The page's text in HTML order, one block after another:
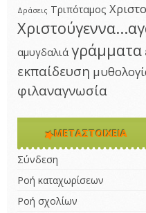
Δράσεις Τριπόταμος
αμυγδαλιά γράμματα
εκπαίδευση
φιλαναγνωσία
ΜΕΤΑΣΤΟΙΧΕΊΑ
Σύνδεση
Ροή καταχωρίσεων
Ροή σχολίων